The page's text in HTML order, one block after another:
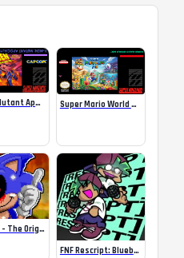
X-Men – Mutant Apocalypse Rebalanced Online Super Mario World Mix Online
Sonic.EXE – The Original Game Online
FNF Rescript: Blueballed